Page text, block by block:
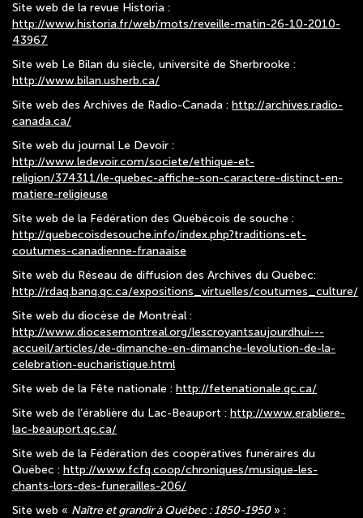
Site web de la revue Historia :
http://www.historia.fr/web/mots/reveille-matin-26-10-2010-
43967
Site web Le Bilan du siècle, université de Sherbrooke :
http://www.bilan.usherb.ca/
Site web des Archives de Radio-Canada : http://archives.radio-
canada.ca/
Site web du journal Le Devoir :
http://www.ledevoir.com/societe/ethique-et-
religion/374311/le-quebec-affiche-son-caractere-distinct-en-
matiere-religieuse
Site web de la Fédération des Québécois de souche :
http://quebecoisdesouche.info/index.php?traditions-et-
coutumes-canadienne-franaaise
Site web du Réseau de diffusion des Archives du Québec:
http://rdaq.banq.qc.ca/expositions_virtuelles/coutumes_culture/
Site web du diocèse de Montréal :
http://www.diocesemontreal.org/lescroyantsaujourdhui---
accueil/articles/de-dimanche-en-dimanche-levolution-de-la-
celebration-eucharistique.html
Site web de la Fête nationale : http://fetenationale.qc.ca/
Site web de l’érablière du Lac-Beauport : http://www.erabliere-
lac-beauport.qc.ca/
Site web de la Fédération des coopératives funéraires du
Québec : http://www.fcfq.coop/chroniques/musique-les-
chants-lors-des-funerailles-206/
Site web « Naître et grandir à Québec : 1850-1950» :